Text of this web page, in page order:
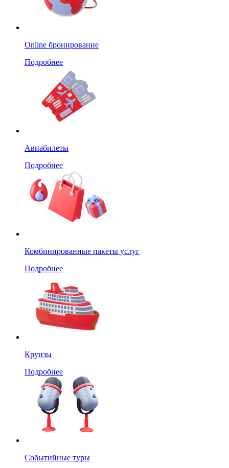
Online бронирование
Подробнее
Авиабилеты
Подробнее
Комбинированные пакеты услуг
Подробнее
Круизы
Подробнее
Событийные туры